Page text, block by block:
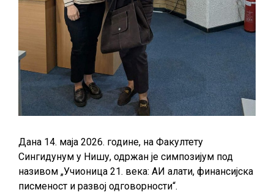
Дана 14. маја 2026. године, на Факултету
Сингидунум у Нишу, одржан је симпозијум под
називом „Учионица 21. века: АИ алати, финансијска
писменост и развој одговорности“.